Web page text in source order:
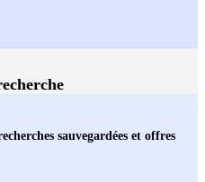
sauvegardées et offres